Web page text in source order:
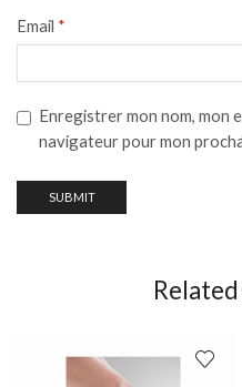
Email *
Enregistrer mon nom, mon
navigateur pour mon